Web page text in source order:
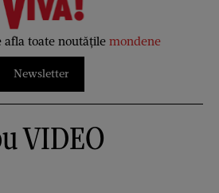
toate noutățile mondene
Newsletter
VIDEO